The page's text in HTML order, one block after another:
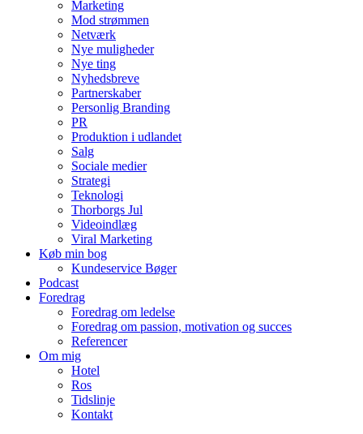
Marketing
Mod strømmen
Netværk
Nye muligheder
Nye ting
Nyhedsbreve
Partnerskaber
Personlig Branding
PR
Produktion i udlandet
Salg
Sociale medier
Strategi
Teknologi
Thorborgs Jul
Videoindlæg
Viral Marketing
Køb min bog
Kundeservice Bøger
Podcast
Foredrag
Foredrag om ledelse
Foredrag om passion, motivation og succes
Referencer
Om mig
Hotel
Ros
Tidslinje
Kontakt